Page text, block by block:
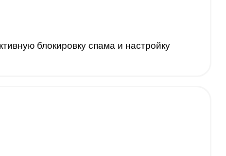
блокировку спама и настройку